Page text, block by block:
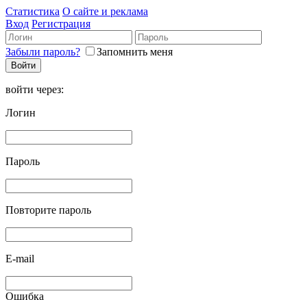
Статистика О сайте и реклама
Вход Регистрация
Забыли пароль? Запомнить меня
войти через:
Логин
Пароль
Повторите пароль
E-mail
Ошибка